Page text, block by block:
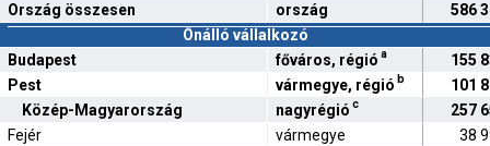
Ország összesen
ország
586
Önálló vállalkozó
Budapest
főváros, régió a
155
Pest
vármegye, régió b
101
Közép-Magyarország
nagyrégió c
257
Fejér
vármegye
38